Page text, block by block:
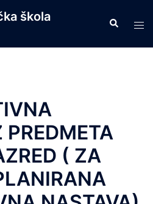
škola
Search
PREDMETA
( ZA